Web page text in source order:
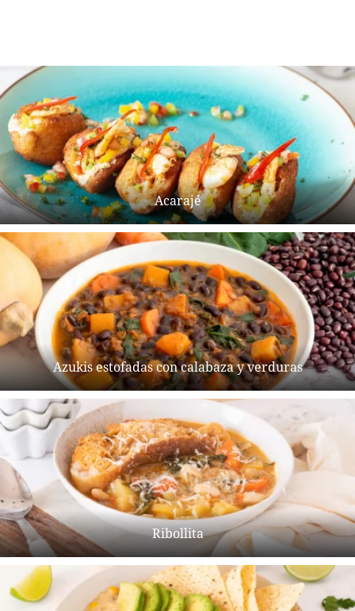
Acarajé
Azukis estofadas con calabaza y verduras
Ribollita